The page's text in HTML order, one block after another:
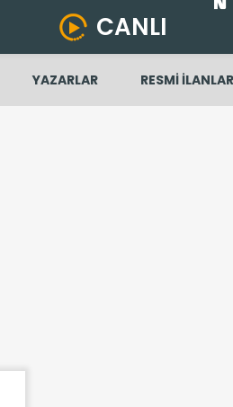
CANLI
YAZARLAR RESMİ İLANLAR